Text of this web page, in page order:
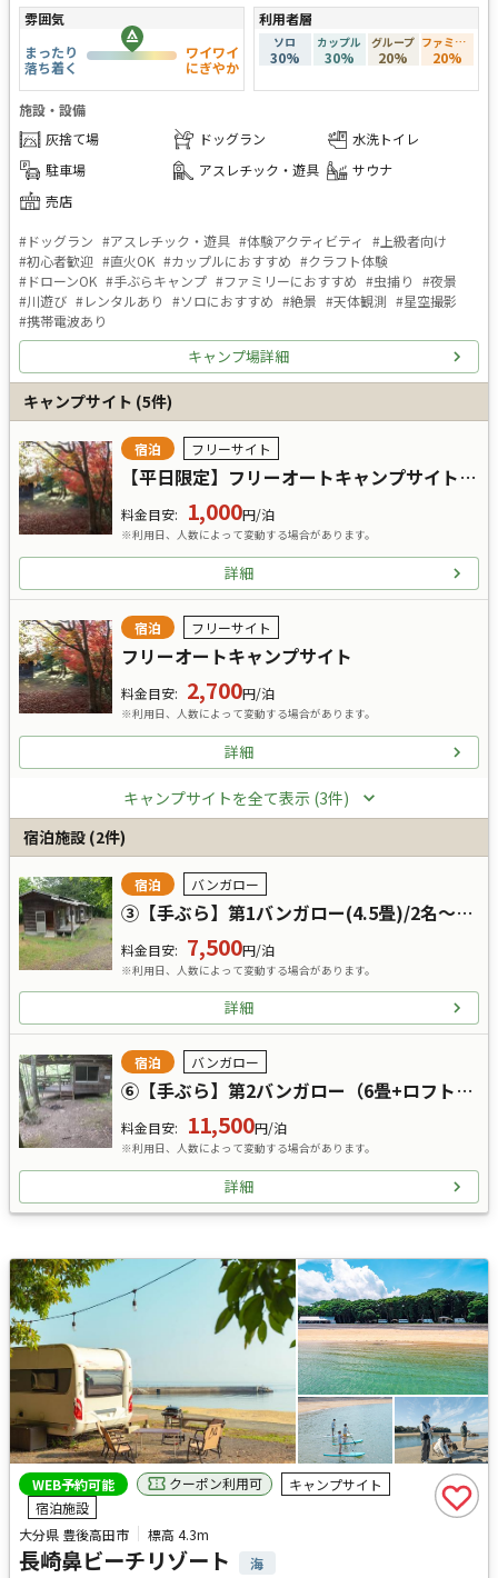
雰囲気
まったり
落ち着く
ワイワイ
にぎやか
利用者層
ソロ
30%
カップル
30%
グループ
20%
ファミリー
20%
施設・設備
灰捨て場
ドッグラン
水洗トイレ
駐車場
アスレチック・遊具
サウナ
売店
#ドッグラン #アスレチック・遊具 #体験アクティビティ # 上級者向け
#初心者歓迎 #直火OK #カップルにおすすめ #クラフト体験
#ドローンOK #手ぶらキャンプ #ファミリーにおすすめ #虫捕り #夜景
#川遊び #レンタルあり #ソロにおすすめ #絶景 #天体観測 #星空撮影
#携帯電波あり
キャンプ場詳細
キャンプサイト (5件)
宿泊 フリーサイト
【平日限定】フリーオートキャンプサイト／ソロキャン／ 一人一張り
料金目安: 1,000円/泊
※利用日、人数によって変動する場合があります。
詳細
宿泊 フリーサイト
フリーオートキャンプサイト
料金目安: 2,700円/泊
※利用日、人数によって変動する場合があります。
詳細
キャンプサイトを全て表示 (3件)
宿泊施設 (2件)
宿泊 バンガロー
③【手ぶら】第1バンガロー(4.5畳)/2名～利用/山沿い/寝具付き
料金目安: 7,500円/泊
※利用日、人数によって変動する場合があります。
詳細
宿泊 バンガロー
⑥【手ぶら】第2バンガロー（6畳+ロフト2畳）/4名～利用/川沿い/寝具付き
料金目安: 11,500円/泊
※利用日、人数によって変動する場合があります。
詳細
WEB予約可能 クーポン利用可
キャンプサイト
宿泊施設
大分県 豊後高田市
標高4.3m
長崎鼻ビーチリゾート
海